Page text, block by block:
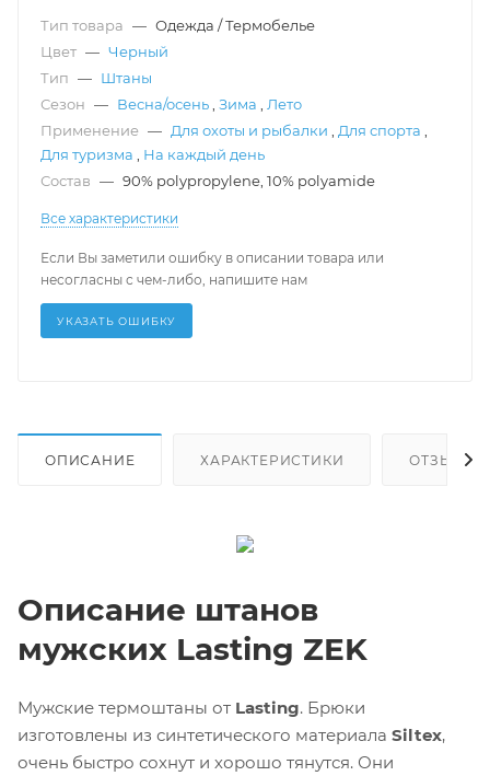
Тип товара — Одежда / Термобелье
Цвет — Черный
Тип — Штаны
Сезон — Весна/осень Зима
Лето
Применение — Для охоты и рыбалки Для спорта
Для туризма
На каждый день
Состав — 90% polypropylene, 10% polyamide
Все характеристики
Если Вы заметили ошибку в описании товара или
несогласны с чем-либо, напишите нам
УКАЗАТЬ ОШИБКУ
ОПИСАНИЕ ХАРАКТЕРИСТИКИ ОТЗЫВЫ
Описание штанов
мужских Lasting ZEK
Мужские термоштаны от Lasting. Брюки
изготовлены из синтетического материала Siltex,
очень быстро сохнут и хорошо тянутся. Они